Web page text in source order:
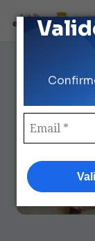
Loja
e Kit
Como